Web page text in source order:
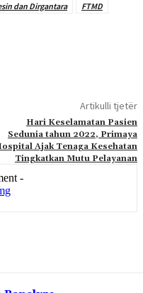
dan Dirgantara
FTMD
Artikulli tjetër
Hari Keselamatan Pasien
Sedunia tahun 2022, Primaya
Ajak Tenaga Kesehatan
Tingkatkan Mutu Pelayanan
-